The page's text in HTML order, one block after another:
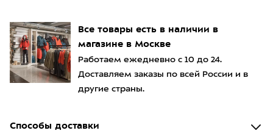
Все товары есть в наличии в
магазине в Москве
Работаем ежедневно с 10 до 24.
Доставляем заказы по всей России и в
другие страны.
Способы доставки